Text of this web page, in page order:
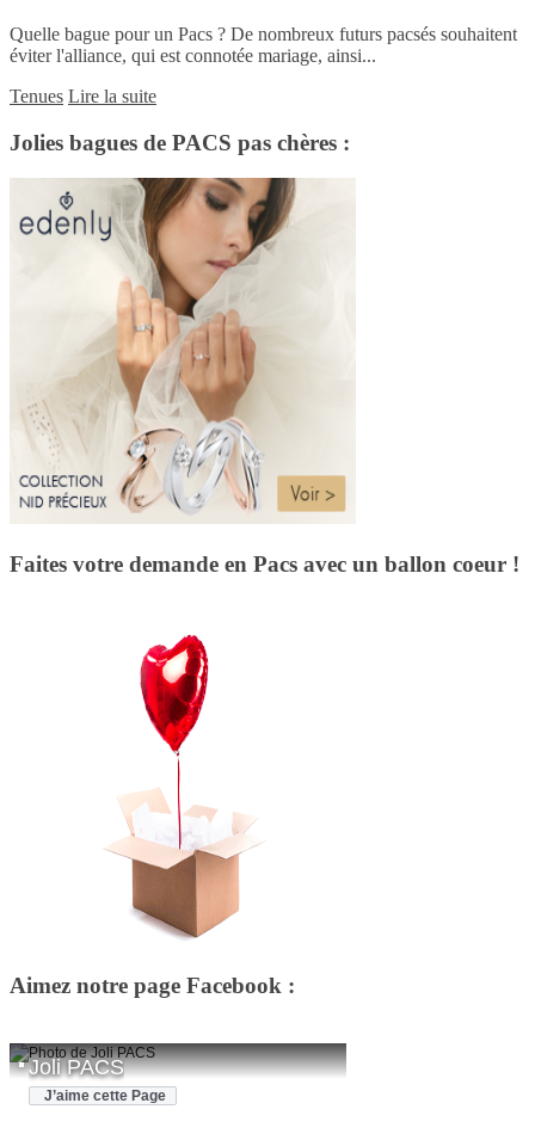
Quelle bague pour un Pacs ? De nombreux futurs pacsés souhaitent
éviter l'alliance, qui est connotée mariage, ainsi...
Tenues Lire la suite
Jolies bagues de PACS pas chères :
Faites votre demande en Pacs avec un ballon coeur !
Aimez notre page Facebook :
Joli PACS
J’aime cette Page